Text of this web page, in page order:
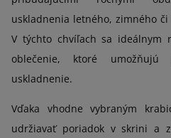
uskladnenia letného, zimného
V týchto chvíľach sa ideálnym
oblečenie, ktoré umožňujú
uskladnenie.
Vďaka vhodne vybraným
udržiavať poriadok v skrini a